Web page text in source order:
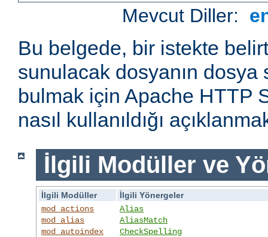
Mevcut Diller:
Bu belgede, bir istekte
sunulacak dosyanın
bulmak için Apache HTTP
nasıl kullanıldığı
İlgili Modüller ve
İlgili Modüller
İlgili Yönergeler
mod_actions
mod_alias
mod_autoindex
Alias
AliasMatch
CheckSpelling